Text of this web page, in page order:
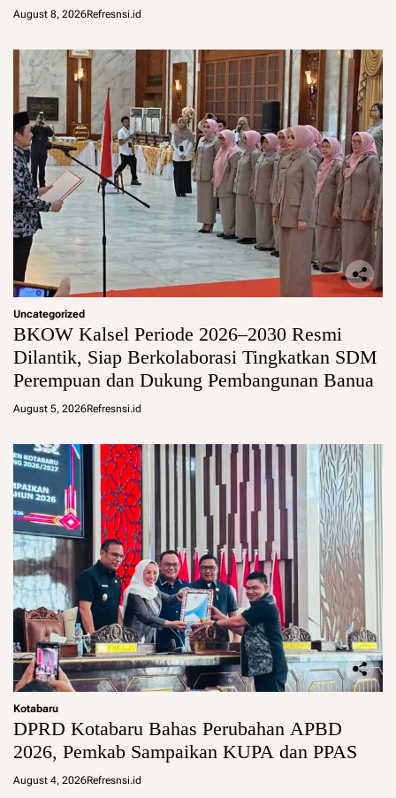
August 8, 2026Refresnsi.id
Uncategorized
BKOW Kalsel Periode 2026–2030 Resmi
Dilantik, Siap Berkolaborasi Tingkatkan SDM
Perempuan dan Dukung Pembangunan Banua
August 5, 2026Refresnsi.id
Kotabaru
DPRD Kotabaru Bahas Perubahan APBD
2026, Pemkab Sampaikan KUPA dan PPAS
August 4, 2026Refresnsi.id